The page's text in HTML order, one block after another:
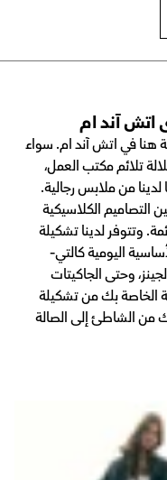
آند ام
في اتش آند ام. سواء
تلائم مكتب العمل،
من ملابس رجالية.
التصاميم الكلاسيكية
وتتوفر لدينا تشكيلة
اليومية كالتي-
وحتى الجاكيتات
الخاصة بك من تشكيلة
من الشاطئ إلى الصالة